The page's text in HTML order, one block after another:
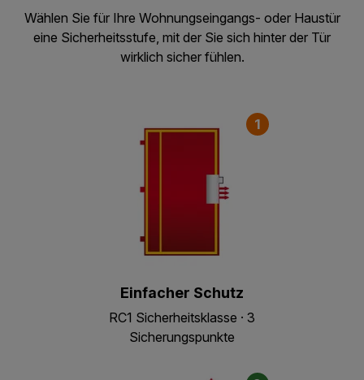
Wählen Sie für Ihre Wohnungseingangs- oder Haustür
eine Sicherheitsstufe, mit der Sie sich hinter der Tür
wirklich sicher fühlen.
1
Einfacher Schutz
RC1 Sicherheitsklasse · 3
Sicherungspunkte